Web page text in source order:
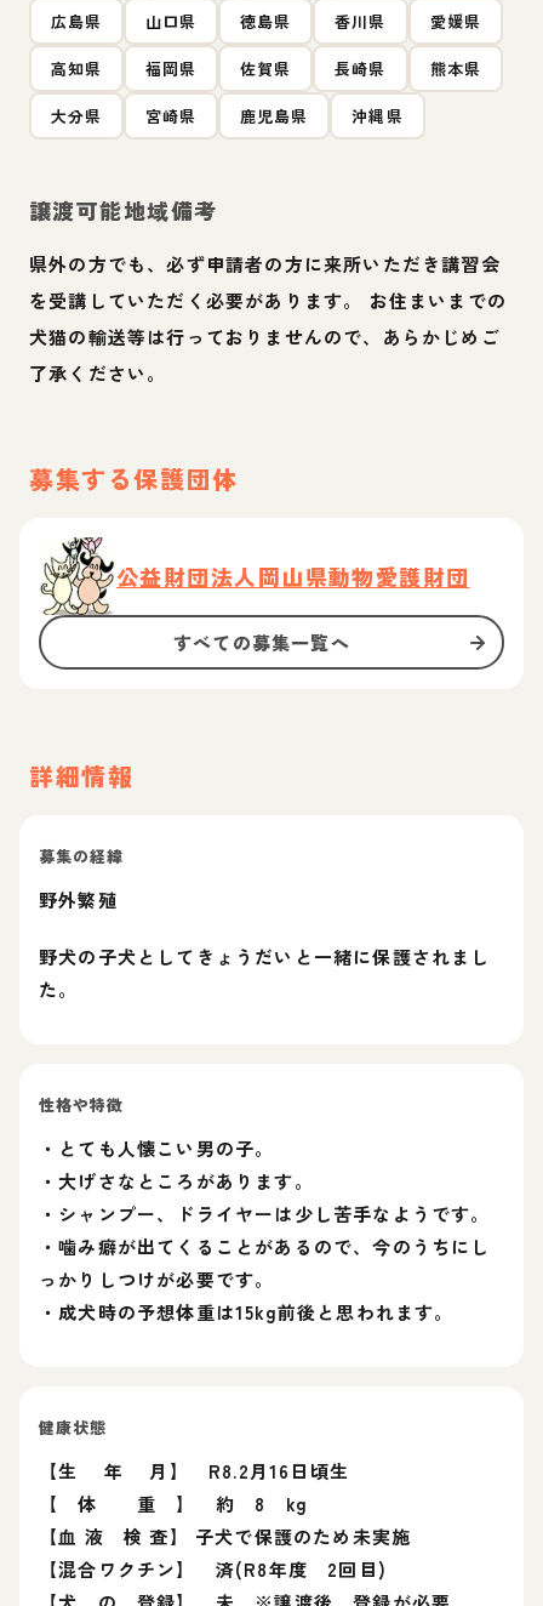
広島県 山口県 徳島県 香川県 愛媛県
高知県 福岡県 佐賀県 長崎県 熊本県
大分県 宮崎県 鹿児島県 沖縄県
譲渡可能地域備考
県外の方でも、必ず申請者の方に来所いただき講習会
を受講していただく必要があります。 お住まいまでの
犬猫の輸送等は行っておりませんので、あらかじめご
了承ください。
募集する保護団体
公益財団法人岡山県動物愛護財団
すべての募集一覧へ
詳細情報
募集の経緯
野外繁殖
野犬の子犬としてきょうだいと一緒に保護されまし
た。
性格や特徴
・とても人懐こい男の子。
・大げさなところがあります。
・シャンプー、ドライヤーは少し苦手なようです。
・噛み癖が出てくることがあるので、今のうちにし
っかりしつけが必要です。
・成犬時の予想体重は15kg前後と思われます。
健康状態
【生 年 月】 R8.2月16日頃生
【 体 重 】 約 8 kg
【血 液 検 査】 子犬で保護のため未実施
【混合ワクチン】 済(R8年度 2回目)